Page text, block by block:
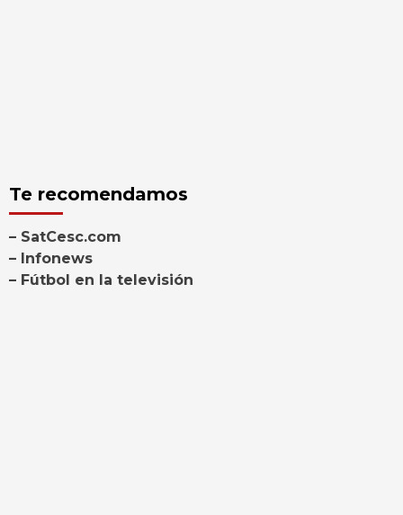
Te recomendamos
– SatCesc.com
– Infonews
– Fútbol en la televisión